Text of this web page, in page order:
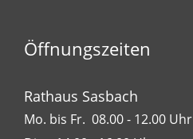
Öffnungszeiten
Rathaus Sasbach
Mo. bis Fr. 08.00 - 12.00 Uhr